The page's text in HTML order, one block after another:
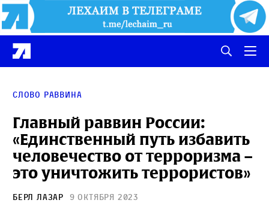
Слово раввина
Главный раввин России:
«Единственный путь избавить
человечество от терроризма –
это уничтожить террористов»
Берл Лазар 9 октября 2023